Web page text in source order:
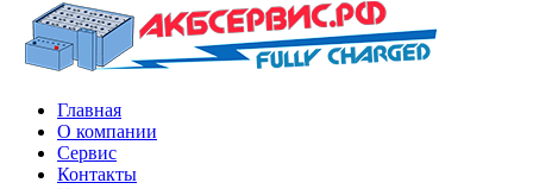
Главная
О компании
Сервис
Контакты